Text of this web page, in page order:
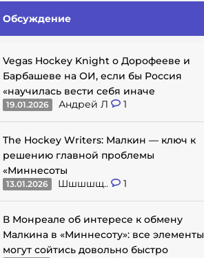
Обсуждение
Vegas Hockey Knight о Дорофееве и
Барбашеве на ОИ, если бы Россия
«научилась вести себя иначе
19.01.2026 Андрей Л 1
The Hockey Writers: Малкин — ключ к
решению главной проблемы
«Миннесоты
13.01.2026 Шшшшщ.. 1
В Монреале об интересе к обмену
Малкина в «Миннесоту»: все элементы
могут сойтись довольно быстро